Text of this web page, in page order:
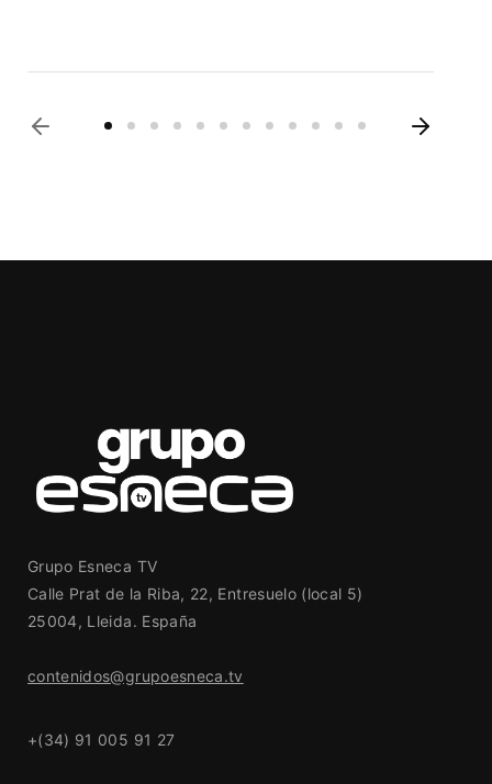
Grupo Esneca TV
Calle Prat de la Riba, 22, Entresuelo (local 5)
25004, Lleida. España
contenidos@grupoesneca.tv
+(34) 91 005 91 27